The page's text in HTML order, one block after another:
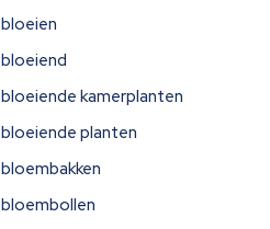
bloeien
bloeiend
bloeiende kamerplanten
bloeiende planten
bloembakken
bloembollen